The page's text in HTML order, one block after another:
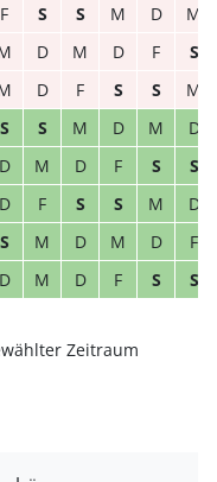
F S S M D
M
D M D F
S
D F S S
M
S S M D M
D
D M D F S
S
D F S S M
D
S M D M D
F
D M D F S S
Zeitraum